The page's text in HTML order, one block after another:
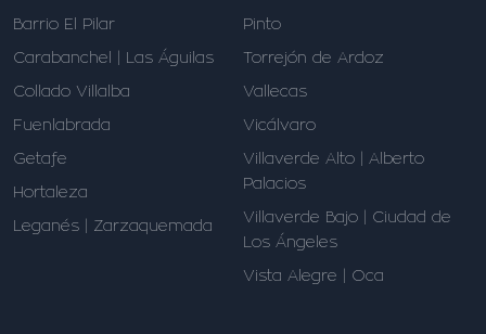
Barrio El Pilar
Carabanchel | Las Águilas
Collado Villalba
Fuenlabrada
Getafe
Hortaleza
Leganés | Zarzaquemada
Pinto
Torrejón de Ardoz
Vallecas
Vicálvaro
Villaverde Alto | Alberto
Palacios
Villaverde Bajo | Ciudad de
Los Ángeles
Vista Alegre | Oca